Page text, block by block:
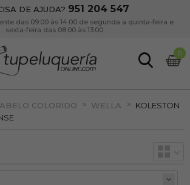
DE AJUDA? 951 204 547
das 09:00 às 14:00 de segunda a quinta-feira e
sexta-feira das 08:00 às 13:00
0
COLORIDO » WELLA » KOLESTON